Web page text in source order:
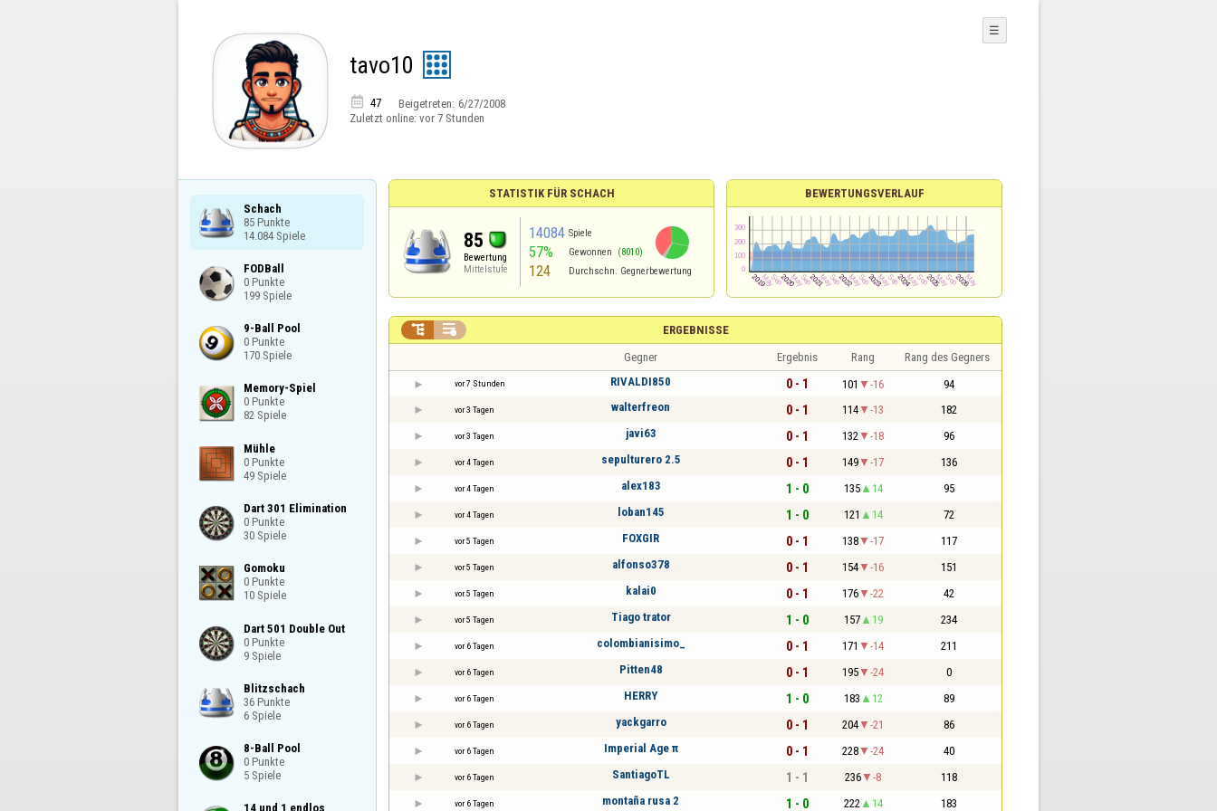
tavo10
 47 Beigetreten: 6/27/2008
Zuletzt online: vor 7 Stunden
☰
Schach
85 Punkte
14.084 Spiele
FODBall
0 Punkte
199 Spiele
9-Ball Pool
0 Punkte
170 Spiele
Memory-Spiel
0 Punkte
82 Spiele
Mühle
0 Punkte
49 Spiele
Dart 301 Elimination
0 Punkte
30 Spiele
Gomoku
0 Punkte
10 Spiele
Dart 501 Double Out
0 Punkte
9 Spiele
Blitzschach
36 Punkte
6 Spiele
8-Ball Pool
0 Punkte
5 Spiele
14 und 1 endlos
STATISTIK FÜR SCHACH
85
Bewertung
Mittelstufe
14084 Spiele
57% Gewonnen (8010)
124 Durchschn. Gegnerbewertung
BEWERTUNGSVERLAUF
ERGEBNISSE
 
Gegner Ergebnis Rang Rang des Gegners
vor 7 Stunden RIVALDI850 0 - 1 101 -16 94
vor 3 Tagen walterfreon 0 - 1 114 -13 182
vor 3 Tagen javi63 0 - 1 132 -18 96
vor 4 Tagen sepulturero 2.5 0 - 1 149 -17 136
vor 4 Tagen alex183 1 - 0 135 14 95
vor 4 Tagen loban145 1 - 0 121 14 72
vor 5 Tagen FOXGIR 0 - 1 138 -17 117
vor 5 Tagen alfonso378 0 - 1 154 -16 151
vor 5 Tagen kalai0 0 - 1 176 -22 42
vor 5 Tagen Tiago trator 1 - 0 157 19 234
vor 6 Tagen colombianisimo_ 0 - 1 171 -14 211
vor 6 Tagen Pitten48 0 - 1 195 -24 0
vor 6 Tagen HERRY 1 - 0 183 12 89
vor 6 Tagen yackgarro 0 - 1 204 -21 86
vor 6 Tagen Imperial Age π 0 - 1 228 -24 40
vor 6 Tagen SantiagoTL 1 - 1 236 -8 118
vor 6 Tagen montaña rusa 2 1 - 0 222 14 183